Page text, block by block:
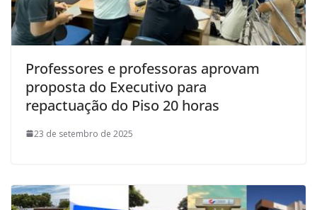
Professores e professoras aprovam
proposta do Executivo para
repactuação do Piso 20 horas
23 de setembro de 2025